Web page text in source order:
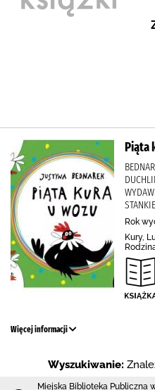
Piąta
Rok
Kury,
Więcej informacji
Wyszukiwanie:
Miejska Biblioteka Publiczna